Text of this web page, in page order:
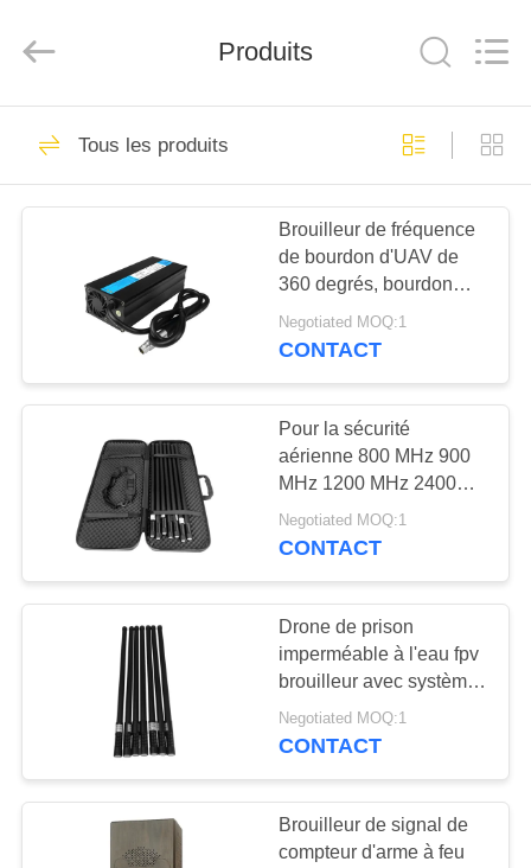
MAISON
PRODUITS
SUJET
NOUS
VISITE
D'USINE
CONTRÔLE
DE
QUALITÉ
CONTACTEZ-
NOUS
NOUVELLES
Amplifier
module.
Module de brouilleur
module de
brouillage de drone
21
Module de brouilleur
FPV
Produits
Tous les produits
Brouilleur de fréquence
de bourdon d'UAV de
360 degrés, bourdon
bloquant IPX 7 de
dispositif imperméable
Negotiated MOQ:1
CONTACT
Pour la sécurité
aérienne 800 MHz 900
MHz 1200 MHz 2400
MHz
Negotiated MOQ:1
CONTACT
Drone de prison
imperméable à l'eau fpv
brouilleur avec système
à bande multiple de
haute puissance
Negotiated MOQ:1
CONTACT
Brouilleur de signal de
compteur d'arme à feu